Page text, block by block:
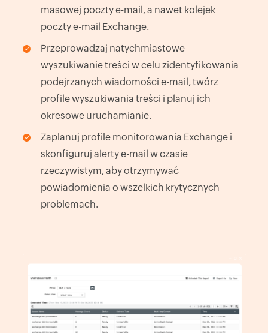
masowej poczty e-mail, a nawet kolejek
poczty e-mail Exchange.
Przeprowadzaj natychmiastowe
wyszukiwanie treści w celu zidentyfikowania
podejrzanych wiadomości e-mail, twórz
profile wyszukiwania treści i planuj ich
okresowe uruchamianie.
Zaplanuj profile monitorowania Exchange i
skonfiguruj alerty e-mail w czasie
rzeczywistym, aby otrzymywać
powiadomienia o wszelkich krytycznych
problemach.